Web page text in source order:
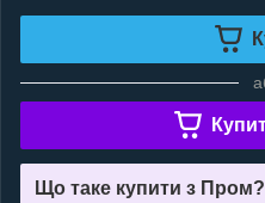
Що таке купити з Пром?